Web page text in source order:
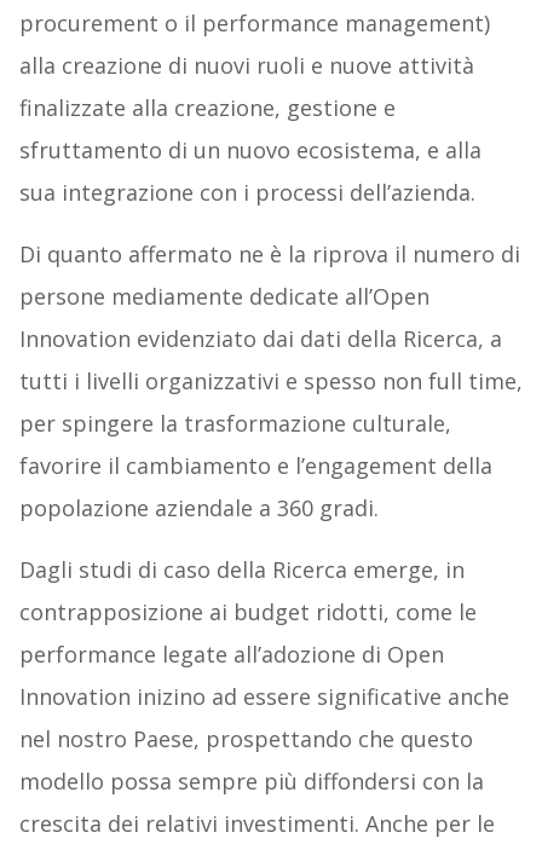
procurement o il performance management)
alla creazione di nuovi ruoli e nuove attività
finalizzate alla creazione, gestione e
sfruttamento di un nuovo ecosistema, e alla
sua integrazione con i processi dell’azienda.
Di quanto affermato ne è la riprova il numero di
persone mediamente dedicate all’Open
Innovation evidenziato dai dati della Ricerca, a
tutti i livelli organizzativi e spesso non full time,
per spingere la trasformazione culturale,
favorire il cambiamento e l’engagement della
popolazione aziendale a 360 gradi.
Dagli studi di caso della Ricerca emerge, in
contrapposizione ai budget ridotti, come le
performance legate all’adozione di Open
Innovation inizino ad essere significative anche
nel nostro Paese, prospettando che questo
modello possa sempre più diffondersi con la
crescita dei relativi investimenti. Anche per le